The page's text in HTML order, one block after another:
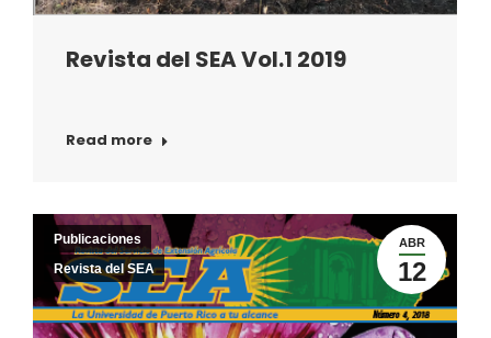
Revista del SEA Vol.1 2019
Read more
ABR
12
Publicaciones
Revista del SEA